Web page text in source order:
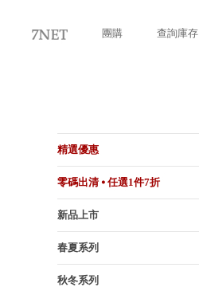
團購 查詢庫存
精選優惠
零碼出清 ⦁ 任選1件7折
新品上市
春夏系列
秋冬系列